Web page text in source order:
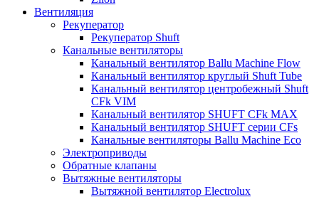
Вентиляция
Рекуператор
Рекуператор Shuft
Канальные вентиляторы
Канальный вентилятор Ballu Machine Flow
Канальный вентилятор круглый Shuft Tube
Канальный вентилятор центробежный Shuft
CFk VIM
Канальный вентилятор SHUFT CFk MAX
Канальный вентилятор SHUFT серии CFs
Канальные вентиляторы Ballu Machine Eco
Электроприводы
Обратные клапаны
Вытяжные вентиляторы
Вытяжной вентилятор Electrolux